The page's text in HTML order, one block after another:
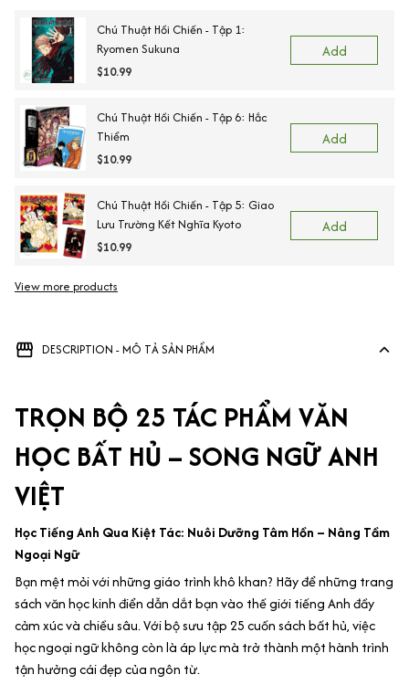
Chú Thuật Hồi Chiến - Tập 1:
Ryomen Sukuna
$10.99
Add
Chú Thuật Hồi Chiến - Tập 6: Hắc
Thiểm
$10.99
Add
Chú Thuật Hồi Chiến - Tập 5: Giao
Lưu Trường Kết Nghĩa Kyoto
$10.99
Add
View more products
DESCRIPTION - MÔ TẢ SẢN PHẨM
TRỌN BỘ 25 TÁC PHẨM VĂN
HỌC BẤT HỦ – SONG NGỮ ANH
VIỆT
Học Tiếng Anh Qua Kiệt Tác: Nuôi Dưỡng Tâm Hồn – Nâng Tầm
Ngoại Ngữ
Bạn mệt mỏi với những giáo trình khô khan? Hãy để những trang
sách văn học kinh điển dẫn dắt bạn vào thế giới tiếng Anh đầy
cảm xúc và chiều sâu. Với bộ sưu tập 25 cuốn sách bất hủ, việc
học ngoại ngữ không còn là áp lực mà trở thành một hành trình
tận hưởng cái đẹp của ngôn từ.